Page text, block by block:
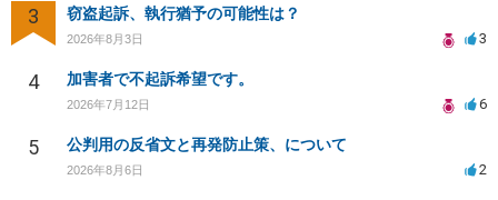
3 窃盗起訴、執行猶予の可能性は？
2026年8月3日 3
4 加害者で不起訴希望です。
2026年7月12日 6
5 公判用の反省文と再発防止策、について
2026年8月6日 2